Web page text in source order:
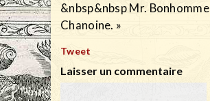
&nbsp&nbsp Mr. Bonhomme
Chanoine. »
Tweet
Laisser un commentaire